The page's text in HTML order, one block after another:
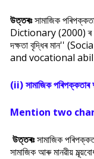
উত্তৰঃসামাজিক
Dictionary (2000) ৰ
দক্ষতা বৃদ্ধিৰ মান''
and vocational
(ii) সামাজিক পৰিপক্কতাৰ
Mention two
উত্তৰঃসামাজিক
সামাজিক আৰু মানৱীয়